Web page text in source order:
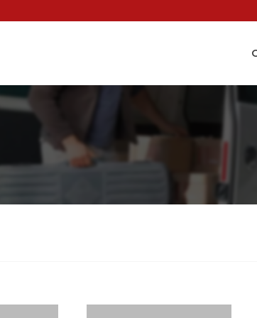
аппаратов
Машинки и ножницы для